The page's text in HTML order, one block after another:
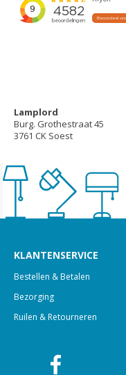
Lamplord
Burg. Grothestraat 45
3761 CK Soest
KLANTENSERVICE
Bestellen & Betalen
Bezorging
Ruilen & Retourneren